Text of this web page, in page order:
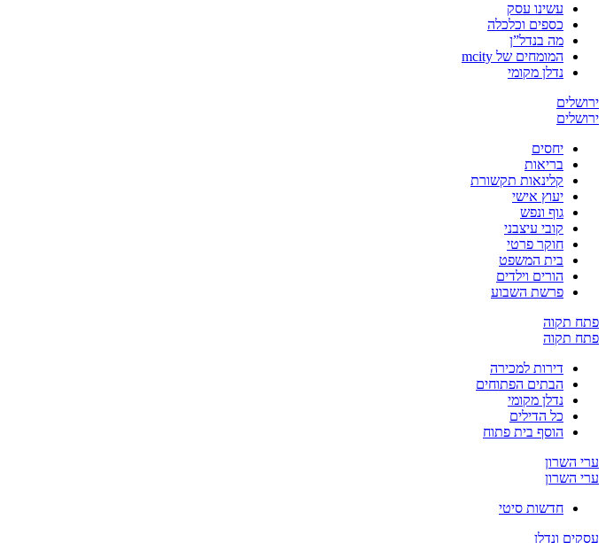
עשינו עסק
כספים וכלכלה
מה בנדל”ן
המומחים של mcity
נדלן מקומי
ירושלים
ירושלים
יחסים
בריאות
קלינאות תקשורת
יעוץ אישי
גוף ונפש
קובי עיצבני
חוקר פרטי
בית המשפט
הורים וילדים
פרשת השבוע
פתח תקוה
פתח תקוה
דירות למכירה
הבתים הפתוחים
נדלן מקומי
כל הדילים
הוסף בית פתוח
ערי השרון
ערי השרון
חדשות סיטי
עסקים ונדלן